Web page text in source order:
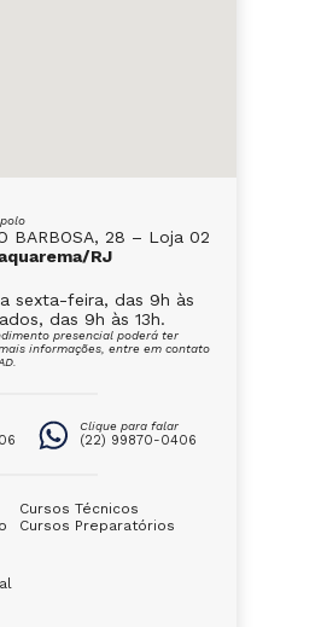
BARBOSA, 28 – Loja 02
RJ
sexta-feira, das 9h às
das 9h às 13h.
presencial poderá ter
informações, entre em contato
Clique para falar
(22) 99870-0406
Cursos Técnicos
Cursos Preparatórios